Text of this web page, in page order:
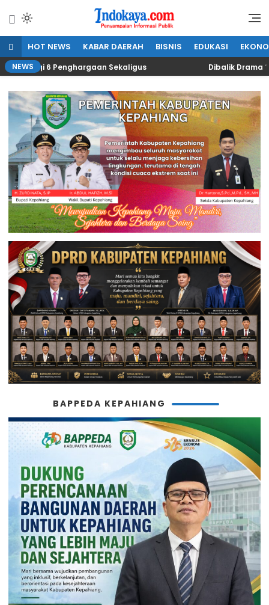
konten
IndoKaya
Penyampaian Informasi Publik
HOT NEWS KABAR DAERAH BISNIS EDUKASI
NEWS
6 Penghargaan Sekaligus Dibalik Drama
BAPPEDA KEPAHIANG